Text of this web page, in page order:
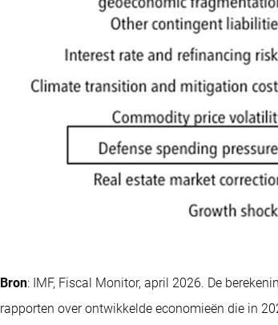
Bron: IMF, Fiscal Monitor, april 2026. De
rapporten over ontwikkelde economieën die in